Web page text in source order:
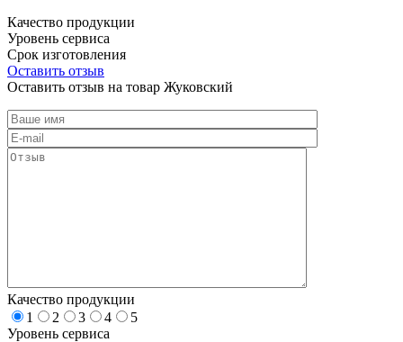
Качество продукции
Уровень сервиса
Срок изготовления
Оставить отзыв
Оставить отзыв на товар Жуковский
Качество продукции
1
2 3 4
5
Уровень сервиса